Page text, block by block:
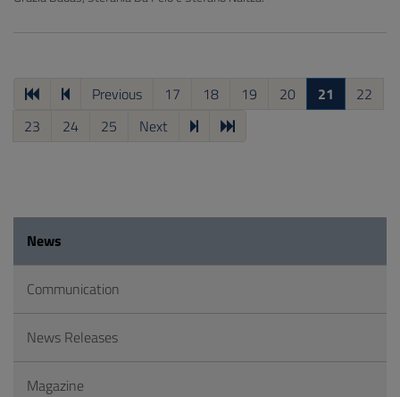
Previous 17 18 19 20 21
22
23
24 25 Next
News
Communication
News Releases
Magazine